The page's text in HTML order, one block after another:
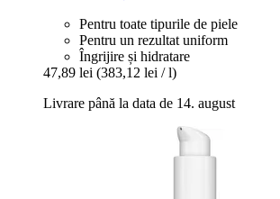
Pentru toate tipurile de piele
Pentru un rezultat uniform
Îngrijire și hidratare
47,89 lei (383,12 lei / l)
Livrare până la data de 14. august